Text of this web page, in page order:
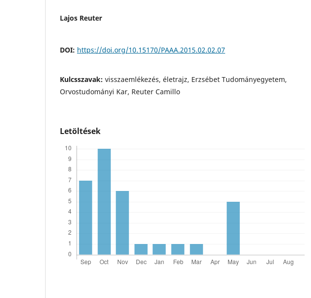
Lajos Reuter
DOI: https://doi.org/10.15170/PAAA.2015.02.02.07
Kulcsszavak: visszaemlékezés, életrajz, Erzsébet Tudományegyetem,
Orvostudományi Kar, Reuter Camillo
Letöltések